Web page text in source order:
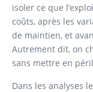
isoler ce que
coûts, après les
de maintien, et
Autrement dit, on
sans mettre en
Dans les analyses